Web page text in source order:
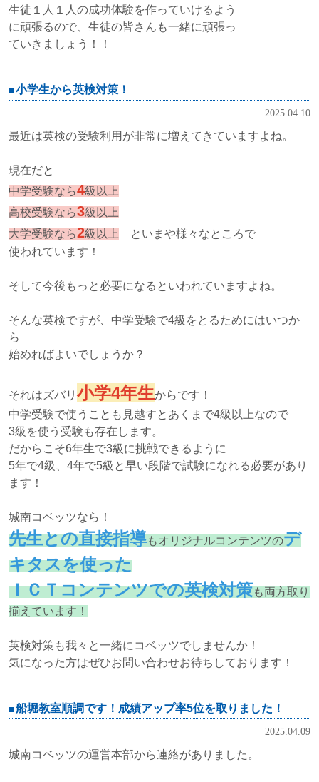
生徒１人１人の成功体験を作っていけるよう
に頑張るので、生徒の皆さんも一緒に頑張っ
ていきましょう！！
小学生から英検対策！
2025.04.10
最近は英検の受験利用が非常に増えてきていますよね。
現在だと
中学受験なら4級以上
高校受験なら3級以上
大学受験なら2級以上
といまや様々なところで
使われています！
そして今後もっと必要になるといわれていますよね。
そんな英検ですが、中学受験で4級をとるためにはいつか
ら
始めればよいでしょうか？
それはズバリ 小学4年生からです！
中学受験で使うことも見越すとあくまで4級以上なので
3級を使う受験も存在します。
だからこそ6年生で3級に挑戦できるように
5年で4級、4年で5級と早い段階で試験になれる必要があり
ます！
城南コベッツなら！
先生との直接指導もオリジナルコンテンツのデ
キタスを使った
ＩＣＴコンテンツでの英検対策も両方取り
揃えています！
英検対策も我々と一緒にコベッツでしませんか！
気になった方はぜひお問い合わせお待ちしております！
船堀教室順調です！成績アップ率5位を取りました！
2025.04.09
城南コベッツの運営本部から連絡がありました。